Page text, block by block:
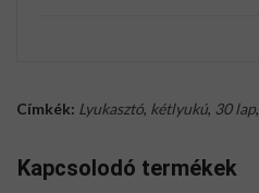
Címkék: Lyukasztó, kétlyukú, 30 lap,
Kapcsolodó termékek